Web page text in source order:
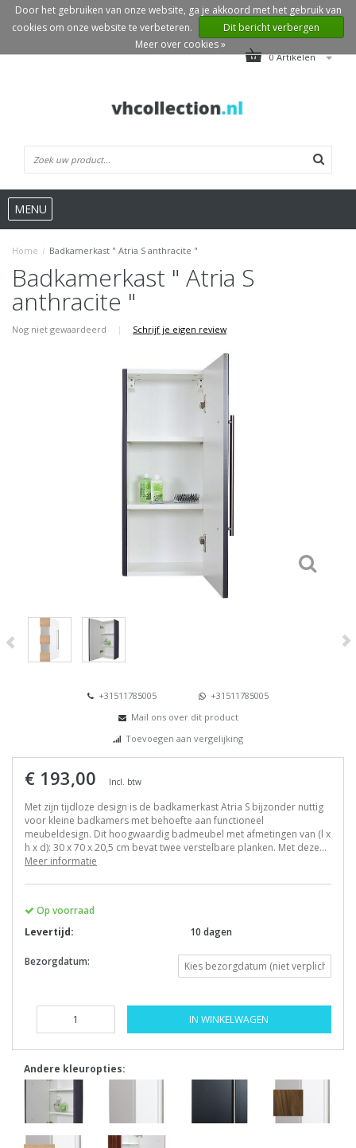
0 Artikelen
MENU
Home / Badkamerkast " Atria S anthracite "
Badkamerkast " Atria S
anthracite "
Nog niet gewaardeerd | Schrijf je eigen review
+31511785005
+31511785005
Mail ons over dit product
Toevoegen aan vergelijking
€ 193,00 Incl. btw
Met zijn tijdloze design is de badkamerkast Atria S bijzonder nuttig
voor kleine badkamers met behoefte aan functioneel
meubeldesign. Dit hoogwaardig badmeubel met afmetingen van (l x
h x d): 30 x 70 x 20,5 cm bevat twee verstelbare planken. Met deze...
Meer informatie
Op voorraad
Levertijd:
10 dagen
Bezorgdatum:
IN WINKELWAGEN
Andere kleuropties:
Door het gebruiken van onze website, ga je akkoord met het gebruik van
cookies om onze website te verbeteren.
Dit bericht verbergen
Meer over cookies »